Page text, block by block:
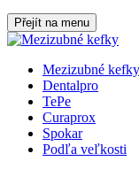
Přejít na menu
Mezizubné kefky
Dentalpro
TePe
Curaprox
Spokar
Podľa veľkosti